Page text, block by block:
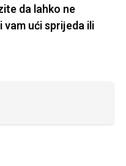
da lahko ne
vam ući sprijeda ili